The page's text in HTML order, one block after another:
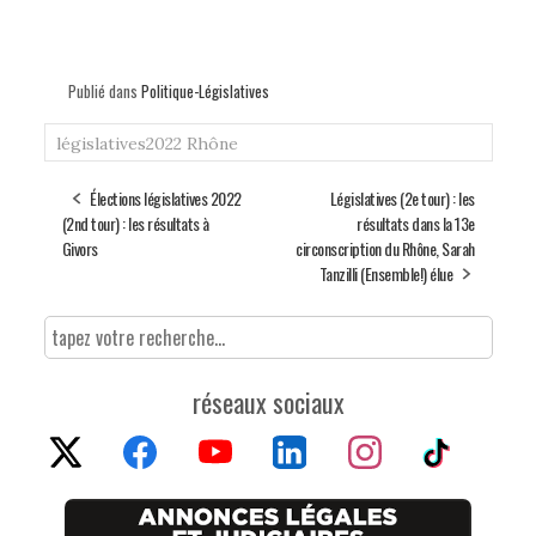
Publié dans Politique-Législatives
législatives2022 Rhône
Élections législatives 2022
(2nd tour) : les résultats à
Givors
Législatives (2e tour) : les
résultats dans la 13e
circonscription du Rhône, Sarah
Tanzilli (Ensemble!) élue
réseaux sociaux